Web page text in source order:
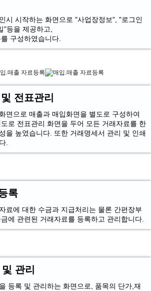
시 시작하는 화면으로 "사업장정보", "로그인
등을 제공하고,
구성하였습니다.
전표관리
면으로 매출과 매입화면을 별도로 구성하여
로 전표관리 화면을 두어 모든 거래자료를 한
을 높였습니다. 또한 거래명세서 관리 및 인쇄
.
록
료에 대한 수금과 지급처리는 물론 간편장부
에 관련된 거래자료를 등록하고 관리합니다.
관리
등록 및 관리하는 화면으로, 품목의 단가,재